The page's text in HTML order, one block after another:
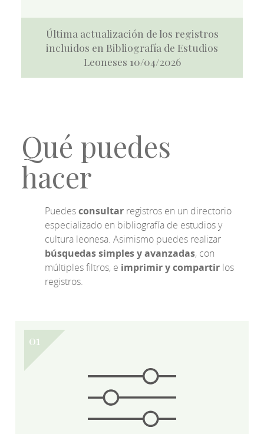
Última actualización de los registros
incluidos en Bibliografía de Estudios
Leoneses 10/04/2026
Qué puedes
hacer
Puedesconsultar registros en un directorio
especializado en bibliografía de estudios y
cultura leonesa. Asimismo puedes realizar
búsquedas simples y avanzadas, con
múltiples filtros, e imprimir y compartir los
registros.